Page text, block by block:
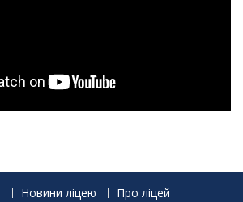
Новини ліцею Про ліцей